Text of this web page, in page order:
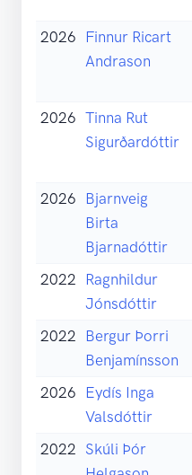
2026 Finnur Ricart
Andrason
2026 Tinna Rut
Sigurðardóttir
2026 Bjarnveig
Birta
Bjarnadóttir
2022 Ragnhildur
Jónsdóttir
2022 Bergur Þorri
Benjamínsson
2026 Eydís Inga
Valsdóttir
2022 Skúli Þór